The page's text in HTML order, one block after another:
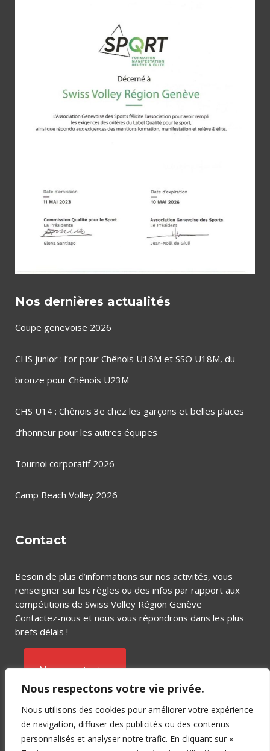
Nous respectons votre vie privée.
Nous utilisons des cookies pour améliorer votre expérience
de navigation, diffuser des publicités ou des contenus
personnalisés et analyser notre trafic. En cliquant sur «
Nos dernières actualités
Coupe genevoise 2026
CHS junior : l’or pour Chênois U16M et SSO U18M, du
bronze pour Chênois U23M
CHS U14 : Chênois 3e chez les garçons et belles places
d’honneur pour les autres équipes
Tournoi corporatif 2026
Camp Beach Volley 2026
Contact
Besoin de plus d’informations sur nos activités, vous
renseigner sur les règles ou des infos par rapport aux
compétitions de Swiss Volley Région Genève
Contactez-nous et nous vous répondrons dans les plus
brefs délais !
Nous contacter